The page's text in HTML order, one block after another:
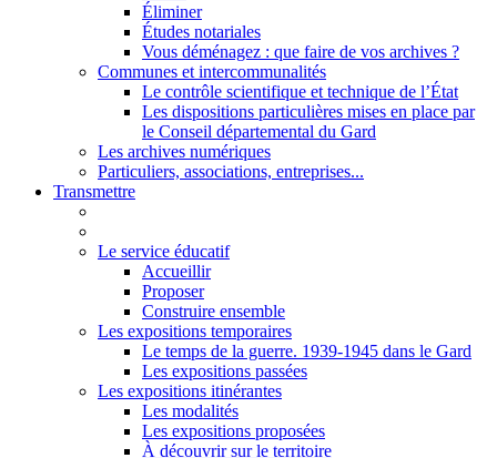
Éliminer
Études notariales
Vous déménagez : que faire de vos archives ?
Communes et intercommunalités
Le contrôle scientifique et technique de l’État
Les dispositions particulières mises en place par
le Conseil départemental du Gard
Les archives numériques
Particuliers, associations, entreprises...
Transmettre
Le service éducatif
Accueillir
Proposer
Construire ensemble
Les expositions temporaires
Le temps de la guerre. 1939-1945 dans le Gard
Les expositions passées
Les expositions itinérantes
Les modalités
Les expositions proposées
À découvrir sur le territoire